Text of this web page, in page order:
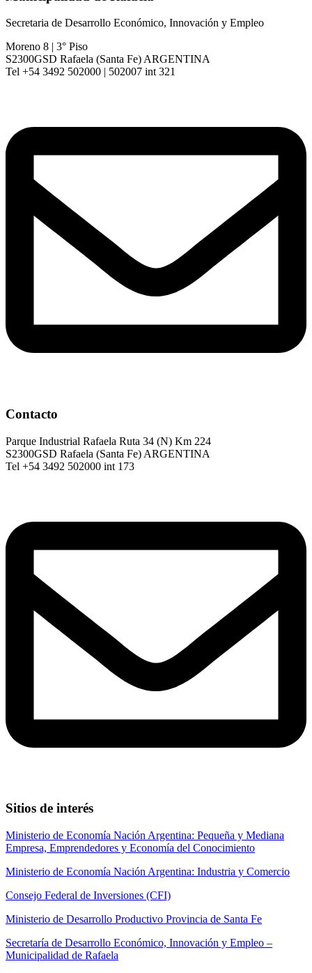
Secretaria de Desarrollo Económico, Innovación y Empleo
Moreno 8 | 3° Piso
S2300GSD Rafaela (Santa Fe) ARGENTINA
Tel +54 3492 502000 | 502007 int 321
Contacto
Parque Industrial Rafaela Ruta 34 (N) Km 224
S2300GSD Rafaela (Santa Fe) ARGENTINA
Tel +54 3492 502000 int 173
Sitios de interés
Ministerio de Economía Nación Argentina: Pequeña y Mediana
Empresa, Emprendedores y Economía del Conocimiento
Ministerio de Economía Nación Argentina: Industria y Comercio
Consejo Federal de Inversiones (CFI)
Ministerio de Desarrollo Productivo Provincia de Santa Fe
Secretaría de Desarrollo Económico, Innovación y Empleo –
Municipalidad de Rafaela